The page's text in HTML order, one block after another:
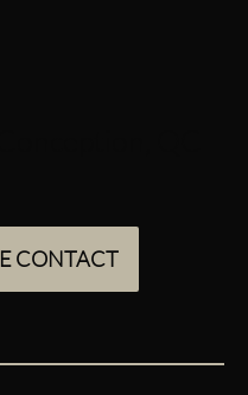
CONTACT